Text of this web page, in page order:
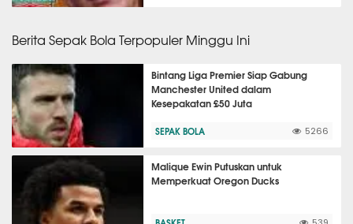
Berita Sepak Bola Terpopuler Minggu Ini
Bintang Liga Premier Siap Gabung
Manchester United dalam
Kesepakatan £50 Juta
SEPAK BOLA 5266
Malique Ewin Putuskan untuk
Memperkuat Oregon Ducks